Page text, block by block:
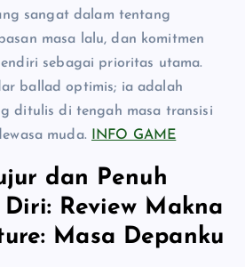
sangat dalam tentang
masa lalu, dan komitmen
sebagai prioritas utama.
ballad optimis; ia adalah
ditulis di tengah masa transisi
muda.
INFO GAME
dan Penuh
Review Makna
Masa Depanku